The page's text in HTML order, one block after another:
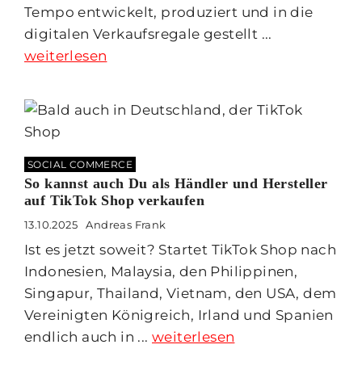
Tempo entwickelt, produziert und in die
digitalen Verkaufsregale gestellt ...
weiterlesen
SOCIAL COMMERCE
So kannst auch Du als Händler und Hersteller
auf TikTok Shop verkaufen
13.10.2025 Andreas Frank
Ist es jetzt soweit? Startet TikTok Shop nach
Indonesien, Malaysia, den Philippinen,
Singapur, Thailand, Vietnam, den USA, dem
Vereinigten Königreich, Irland und Spanien
endlich auch in ... weiterlesen